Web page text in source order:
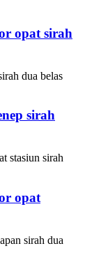
opat sirah
sirah
opat